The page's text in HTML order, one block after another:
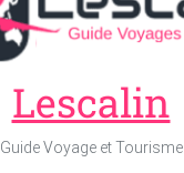
Lescalin
Guide Voyage et Tourisme